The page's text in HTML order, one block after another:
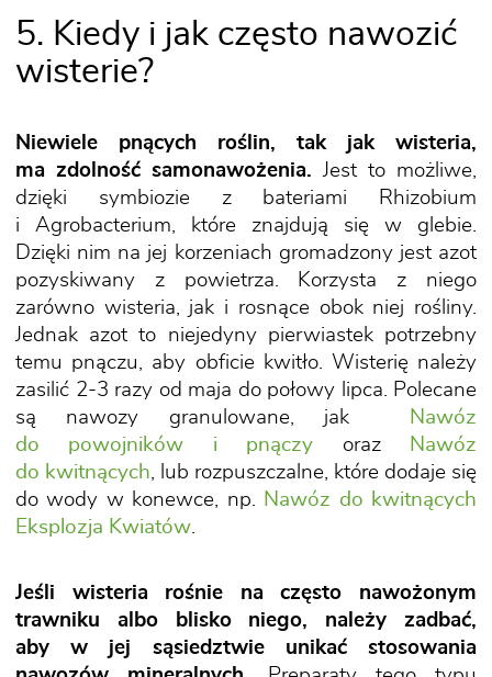
5. Kiedy i jak często nawozić
wisterie?
Niewiele pnących roślin, tak jak wisteria,
ma zdolność samonawożenia. Jest to możliwe,
dzięki symbiozie z bateriami Rhizobium
i Agrobacterium, które znajdują się w glebie.
Dzięki nim na jej korzeniach gromadzony jest azot
pozyskiwany z powietrza. Korzysta z niego
zarówno wisteria, jak i rosnące obok niej rośliny.
Jednak azot to niejedyny pierwiastek potrzebny
temu pnączu, aby obficie kwitło. Wisterię należy
zasilić 2-3 razy od maja do połowy lipca. Polecane
są nawozy granulowane, jak
Nawóz
do powojników i pnączy oraz
Nawóz
do kwitnących , lub rozpuszczalne, które dodaje się
do wody w konewce, np.
Nawóz do kwitnących
Eksplozja Kwiatów
Jeśli wisteria rośnie na często nawożonym
trawniku albo blisko niego, należy zadbać,
aby w jej sąsiedztwie unikać stosowania